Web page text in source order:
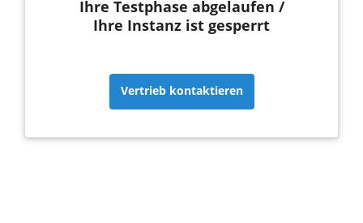
Ihre Testphase abgelaufen /
Ihre Instanz ist gesperrt
Vertrieb kontaktieren